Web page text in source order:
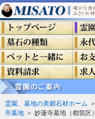
霊園、墓地の美郷石材ホーム ＞
市墓地 ＞ 妙蓮寺墓地（都筑区）